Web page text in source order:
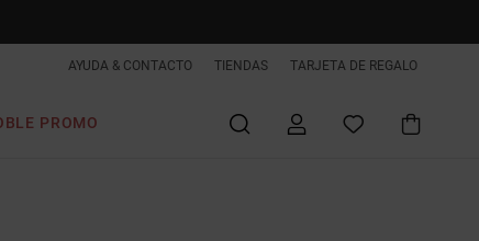
AYUDA & CONTACTO TIENDAS TARJETA DE REGALO
PROMO